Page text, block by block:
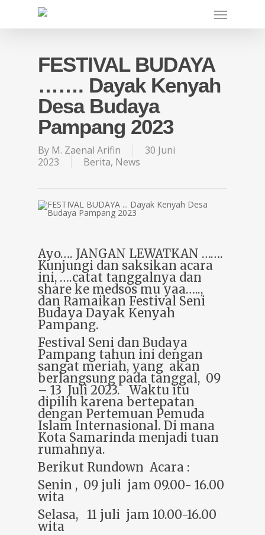
content
Menu
FESTIVAL BUDAYA
……. Dayak Kenyah
Desa Budaya
Pampang 2023
By M. Zaenal Arifin
30 Juni
2023
Berita, News
Ayo…. JANGAN LEWATKAN …….
Kunjungi dan saksikan acara
ini, ….catat tanggalnya dan
share ke medsos mu yaa…..,
dan Ramaikan Festival Seni
Budaya Dayak Kenyah
Pampang.
Festival Seni dan Budaya
Pampang tahun ini dengan
sangat meriah, yang akan
berlangsung pada tanggal, 09
– 13 Juli 2023. Waktu itu
dipilih karena bertepatan
dengan Pertemuan Pemuda
Islam Internasional. Di mana
Kota Samarinda menjadi tuan
rumahnya.
Berikut Rundown Acara :
Senin , 09 juli jam 09.00- 16.00
wita
Selasa, 11 juli jam 10.00-16.00
wita